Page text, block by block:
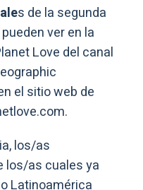
s de la segunda
ver en la
Love del canal
el sitio web de
los/as
los/as cuales ya
Latinoamérica